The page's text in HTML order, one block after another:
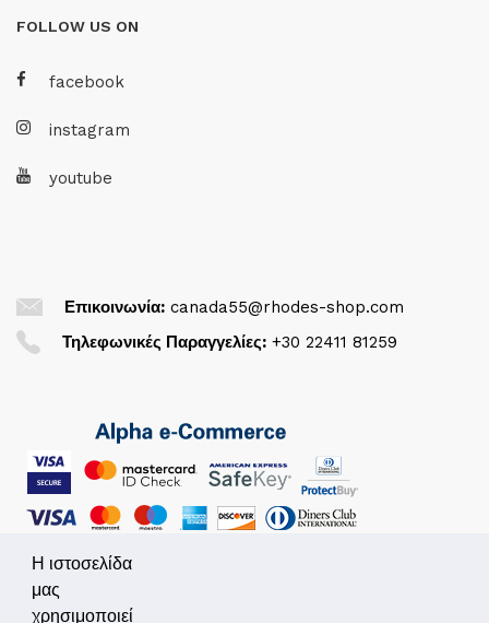
FOLLOW US ON
facebook
instagram
youtube
Επικοινωνία: canada55@rhodes-shop.com
Τηλεφωνικές Παραγγελίες: +30 22411 81259
Η ιστοσελίδα
μας
χρησιμοποιεί